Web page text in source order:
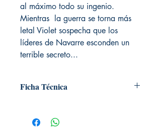
al máximo todo su ingenio.
Mientras la guerra se torna más
letal Violet sospecha que los
líderes de Navarre esconden un
terrible secreto...
Ficha Técnica
Editorial: PLANETA
Idioma: Castellano